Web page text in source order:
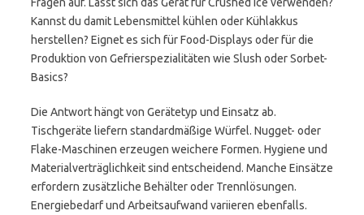
Kannst du damit Lebensmittel kühlen oder Kühlakkus
herstellen? Eignet es sich für Food-Displays oder für die
Produktion von Gefrierspezialitäten wie Slush oder Sorbet-
Basics?
Die Antwort hängt von Gerätetyp und Einsatz ab.
Tischgeräte liefern standardmäßige Würfel. Nugget- oder
Flake-Maschinen erzeugen weichere Formen. Hygiene und
Materialverträglichkeit sind entscheidend. Manche Einsätze
erfordern zusätzliche Behälter oder Trennlösungen.
Energiebedarf und Arbeitsaufwand variieren ebenfalls.